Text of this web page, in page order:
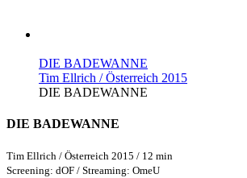
DIE BADEWANNE
Tim Ellrich / Österreich 2015
DIE BADEWANNE
DIE BADEWANNE
Tim Ellrich / Österreich 2015 / 12 min
Screening: dOF / Streaming: OmeU